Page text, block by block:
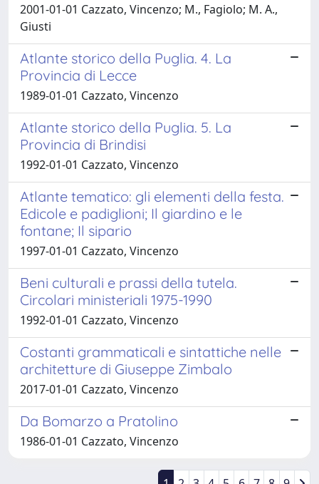
2001-01-01 Cazzato, Vincenzo; M., Fagiolo; M. A.,
Giusti
Atlante storico della Puglia. 4. La
Provincia di Lecce
1989-01-01 Cazzato, Vincenzo
Atlante storico della Puglia. 5. La
Provincia di Brindisi
1992-01-01 Cazzato, Vincenzo
Atlante tematico: gli elementi della festa.
Edicole e padiglioni; Il giardino e le
fontane; Il sipario
1997-01-01 Cazzato, Vincenzo
Beni culturali e prassi della tutela.
Circolari ministeriali 1975-1990
1992-01-01 Cazzato, Vincenzo
Costanti grammaticali e sintattiche nelle
architetture di Giuseppe Zimbalo
2017-01-01 Cazzato, Vincenzo
Da Bomarzo a Pratolino
1986-01-01 Cazzato, Vincenzo